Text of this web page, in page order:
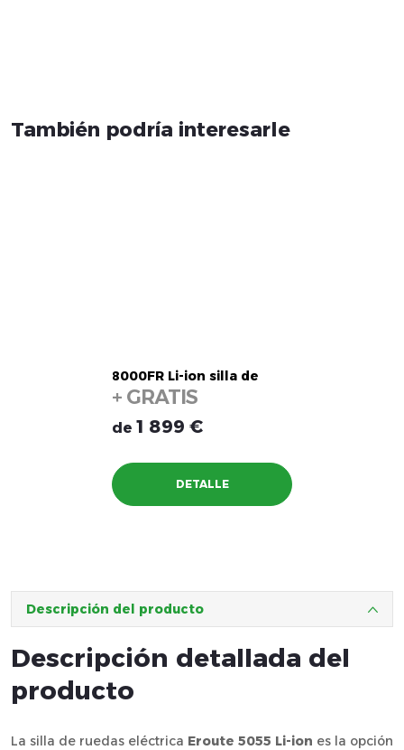
También podría interesarle
8000FR Li-ion silla de
ruedas eléctrica
automáticamente)
+ GRATIS
reposacabezas
de 1 899 €
DETALLE
Descripción del producto
Descripción detallada del
producto
La silla de ruedas eléctrica Eroute 5055 Li-ion es la opción